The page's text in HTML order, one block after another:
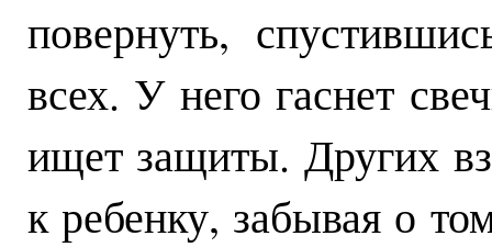
повернуть,
всех. У него гаснет
ищет защиты. Других
к ребенку, забывая о